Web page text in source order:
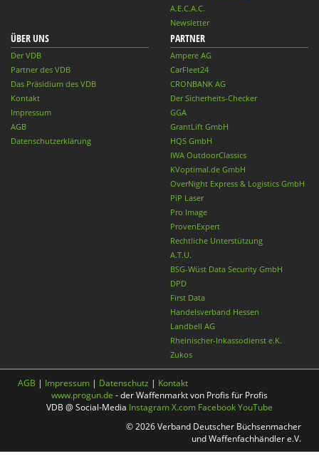
A.E.C.A.C.
Newsletter
ÜBER UNS
Der VDB
Partner des VDB
Das Präsidium des VDB
Kontakt
Impressum
AGB
Datenschutzerklärung
PARTNER
Ampere AG
CarFleet24
CRONBANK AG
Der Sicherheits-Checker
GGA
GrantLift GmbH
HQS GmbH
IWA OutdoorClassics
KVoptimal.de GmbH
OverNight Express & Logistics GmbH
PiP Laser
Pro Image
ProvenExpert
Rechtliche Unterstützung
A.T.U.
BSG-Wüst Data Security GmbH
DPD
First Data
Handelsverband Hessen
Landbell AG
Rheinischer-Inkassodienst e.K.
Zukos
AGB | Impressum | Datenschutz | Kontakt
www.progun.de - der Waffenmarkt von Profis für Profis
VDB @ Social-Media InstagramX.com FacebookYouTube
© 2026 Verband Deutscher Büchsenmacher
und Waffenfachhändler e.V.